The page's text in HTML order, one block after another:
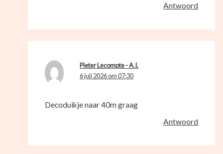
Antwoord
Pieter Lecompte - A.I.
6 juli 2026 om 07:30
Decoduikje naar 40m graag
Antwoord